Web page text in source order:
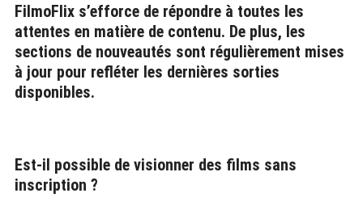
FilmoFlix s’efforce de répondre à toutes les
attentes en matière de contenu. De plus, les
sections de nouveautés sont régulièrement mises
à jour pour refléter les dernières sorties
disponibles.
Est-il possible de visionner des films sans
inscription ?